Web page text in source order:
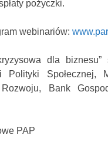
pożyczki.
webinariów:
dla
Polityki Społecznej,
Bank
PAP